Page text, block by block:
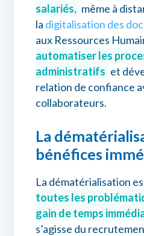
salariés, même à
la digitalisation des
aux Ressources
automatiser les
administratifs et
relation de confiance
collaborateurs.
La
bénéfices
La dématérialisation
toutes les
gain de temps
s’agisse du